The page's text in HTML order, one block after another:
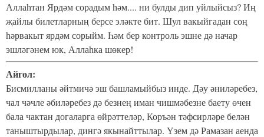
Аллаһтан Ярдәм сорадым һәм.... ни булды дип уйлыйсыз? Иң
җайлы билетларның берсе эләкте бит. Шул вакыйгадан соң
һәрвакыт ярдәм сорыйм. Һәм бер контроль эшне дә начар
эшләгәнем юк, Аллаһка шөкер!
Айгөл:
Бисмилланы әйтмичә эш башламыйбыз инде. Дәу әниләребез,
чал чәчле әбиләребез дә безнең иман чишмәбезне баету өчен
бала чактан догаларга өйрәттеләр, Коръән тәфсирләре белән
таныштырдылар, дингә якынайттылар. Үзем дә Рамазан аенда